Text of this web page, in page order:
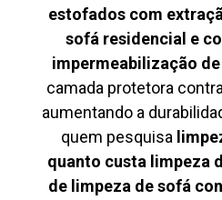
estofados com
sofá residencial e
impermeabilização
camada protetora
aumentando a
quem pesquisa
quanto custa limpeza
de limpeza de sofá